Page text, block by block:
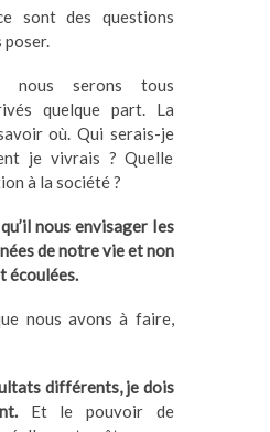
sont des questions
poser.
nous serons tous
quelque part. La
où. Qui serais-je
je vivrais ? Quelle
à la société ?
nous envisager les
de notre vie et non
écoulées.
nous avons à faire,
différents, je dois
Et le pouvoir de